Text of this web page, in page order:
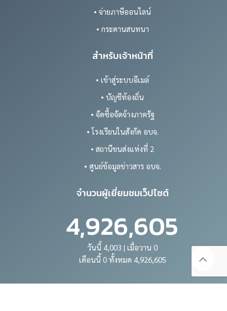
• จ่ายภาษีออนไลน์
• กระดานสนทนา
สำหรับเจ้าหน้าที่
• เข้าสู่ระบบอีเมล์
• บัญชีท้องถิ่น
• จัดซื้อจัดจ้างภาครัฐ
• โรงเรียนในสังกัด อบจ.
• สถานีขนส่งแห่งที่ 2
• ศูนย์ข้อมูลข่าวสาร อบจ.
จำนวนผู้เยี่ยมชมเว็ปไซต์
4,926,605
วันนี้ 4,003 | เมื่อวาน 0
เดือนนี้ 0 ทั้งหมด 4,926,605